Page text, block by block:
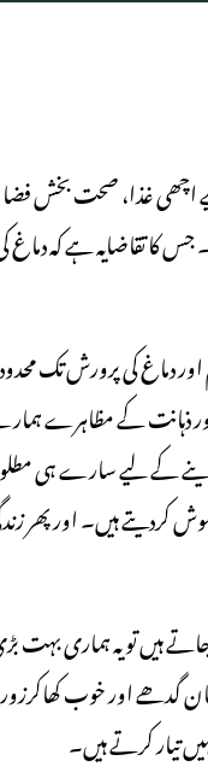
اچھی غذا، صحت بخش
کا تقاضایہ ہے کہ
دماغ کی پرورش تک
ذہانت کے مظاہرے
کے لیے سارے ہی
ہیں۔ اور پھر
ہیں تو یہ ہماری بہت
گدھے اور خوب
تیار کرتے ہیں۔